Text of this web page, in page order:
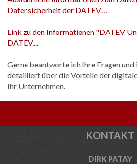
Datensicherheit der DATEV…
Link zu den Informationen "DATEV
DATEV....
Gerne beantworte ich Ihre Fragen und
detailliert über die Vorteile der
Ihr Unternehmen.
KONTAKT
DIRK PATAY